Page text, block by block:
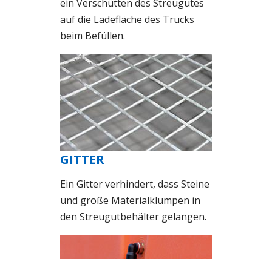
ein Verschütten des Streugutes
auf die Ladefläche des Trucks
beim Befüllen.
GITTER
Ein Gitter verhindert, dass Steine
und große Materialklumpen in
den Streugutbehälter gelangen.